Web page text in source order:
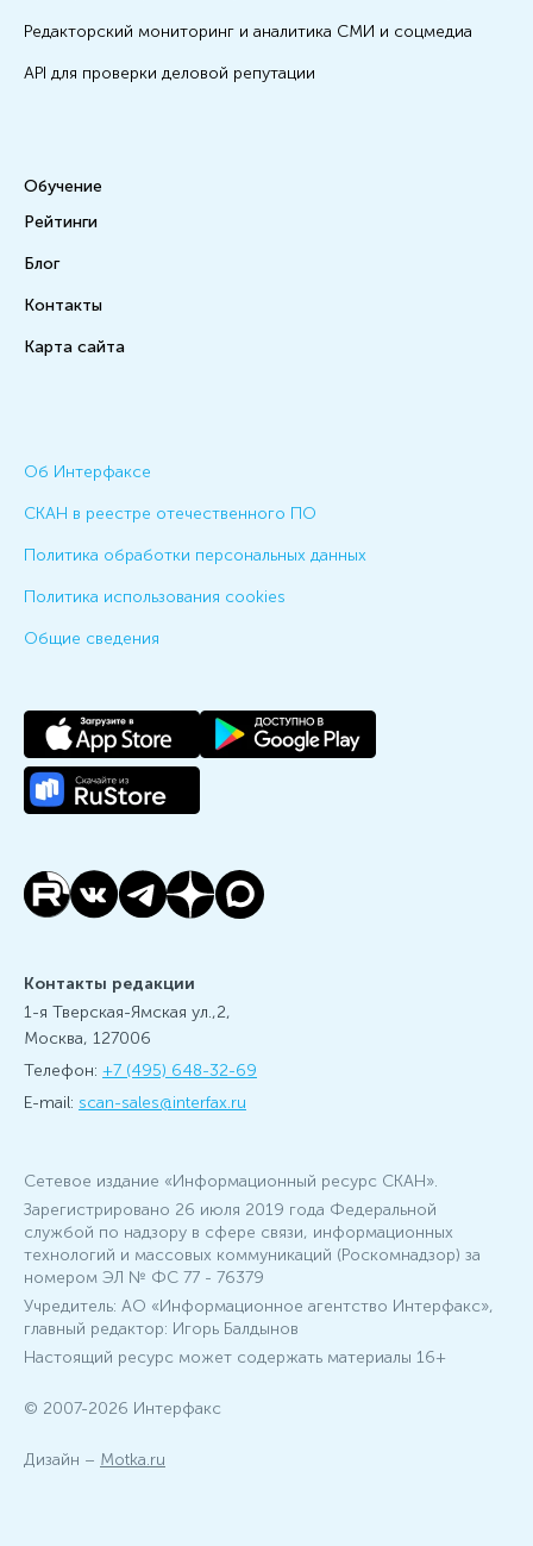
Редакторский мониторинг и аналитика СМИ и соцмедиа
API для проверки деловой репутации
Обучение
Рейтинги
Блог
Контакты
Карта сайта
Об Интерфаксе
СКАН в реестре отечественного ПО
Политика обработки персональных данных
Политика использования cookies
Общие сведения
Сетевое издание «Информационный ресурс СКАН».
Зарегистрировано 26 июля 2019 года Федеральной
службой по надзору в сфере связи, информационных
технологий и массовых коммуникаций (Роскомнадзор) за
номером ЭЛ № ФС 77 - 76379
Учредитель: АО «Информационное агентство Интерфакс»,
главный редактор: Игорь Балдынов
Настоящий ресурс может содержать материалы 16+
© 2007-2026 Интерфакс
Дизайн – Motka.ru
Контакты редакции
1-я Тверская-Ямская ул.,2,
Москва, 127006
Телефон: +7 (495) 648-32-69
E-mail: scan-sales@interfax.ru